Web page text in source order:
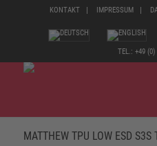
KONTAKT IMPRESSUM
TEL.: +49
MATTHEW TPU LOW ESD